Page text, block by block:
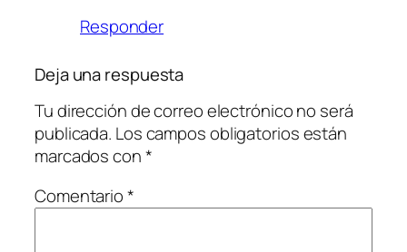
Responder
Deja una respuesta
Tu dirección de correo electrónico no será
publicada. Los campos obligatorios están
marcados con*
Comentario*